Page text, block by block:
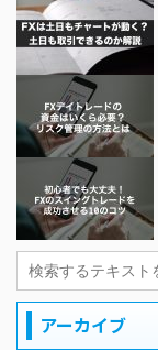
アーカイブ